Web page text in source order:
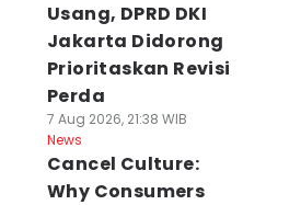
Usang, DPRD DKI
Jakarta Didorong
Prioritaskan Revisi
Perda
7 Aug 2026, 21:38 WIB
News
Cancel Culture:
Why Consumers